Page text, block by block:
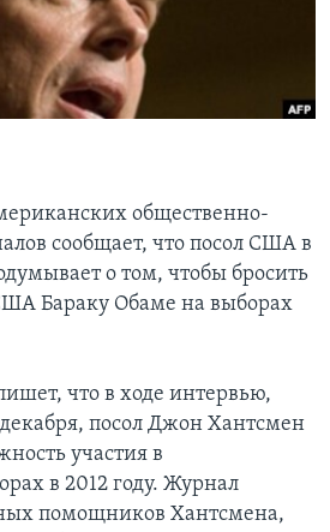
общественно-
сообщает, что посол США в
о том, чтобы бросить
Бараку Обаме на выборах
что в ходе интервью,
посол Джон Хантсмен
участия в
в 2012 году. Журнал
помощников Хантсмена,